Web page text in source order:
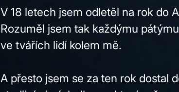
V 18 letech jsem odletěl na rok do
Rozuměl jsem tak každýmu
ve tvářích lidí kolem mě.
A přesto jsem se za ten rok dostal